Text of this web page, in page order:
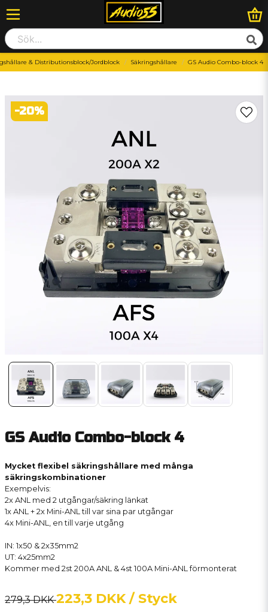
& Distributionsblock/Jordblock Säkringshållare GS Audio Combo-block 4
-20%
GS Audio Combo-block 4
Mycket flexibel säkringshållare med många
säkringskombinationer
Exempelvis:
2x ANL med 2 utgångar/säkring länkat
1x ANL + 2x Mini-ANL till var sina par utgångar
4x Mini-ANL, en till varje utgång
IN: 1x50 & 2x35mm2
UT: 4x25mm2
Kommer med 2st 200A ANL & 4st 100A Mini-ANL förmonterat
279,3 DKK223,3 DKK / Styck